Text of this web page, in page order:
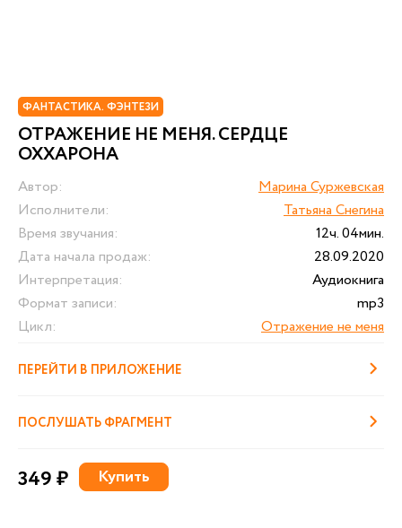
ФАНТАСТИКА. ФЭНТЕЗИ
ОТРАЖЕНИЕ НЕ МЕНЯ. СЕРДЦЕ
ОХХАРОНА
Автор:
Марина Суржевская
Исполнители:
Татьяна Снегина
Время звучания:
12ч. 04мин.
Дата начала продаж:
28.09.2020
Интерпретация:
Аудиокнига
Формат записи:
mp3
Цикл:
Отражение не меня
ПЕРЕЙТИ В ПРИЛОЖЕНИЕ
ПОСЛУШАТЬ ФРАГМЕНТ
349 ₽ Купить